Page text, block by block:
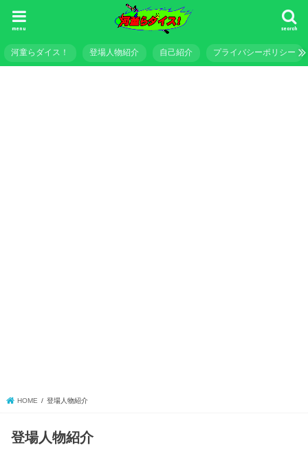
search
menu
河童らダイス！ 登場人物紹介 自己紹介 プライバシーポリシー
HOME 登場人物紹介
登場人物紹介